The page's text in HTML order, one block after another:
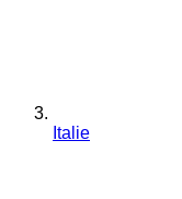
Italie